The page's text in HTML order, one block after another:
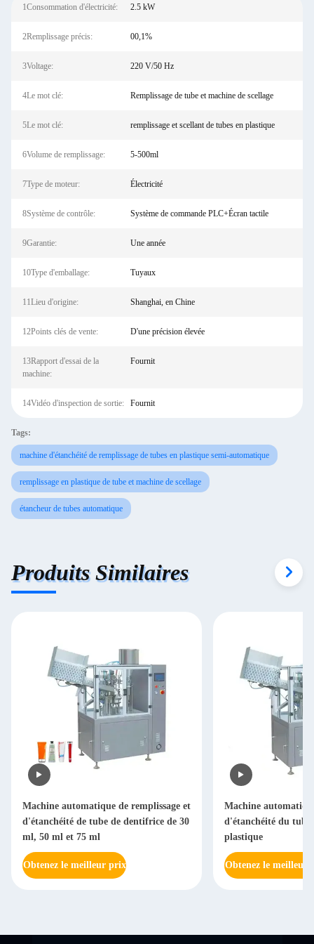
1Consommation d'électricité: 2.5 kW
2Remplissage précis: 00,1%
3Voltage: 220 V/50 Hz
4Le mot clé: Remplissage de tube et machine de scellage
5Le mot clé: remplissage et scellant de tubes en plastique
6Volume de remplissage: 5-500ml
7Type de moteur: Électricité
8Système de contrôle: Système de commande PLC+Écran tactile
9Garantie: Une année
10Type d'emballage: Tuyaux
11Lieu d'origine: Shanghai, en Chine
12Points clés de vente: D'une précision élevée
13Rapport d'essai de la
machine:
Fournit
14Vidéo d'inspection de sortie: Fournit
Tags:
machine d'étanchéité de remplissage de tubes en plastique semi-automatique
remplissage en plastique de tube et machine de scellage
étancheur de tubes automatique
Produits Similaires
Machine automatique de remplissage et
d'étanchéité de tube de dentifrice de 30
ml, 50 ml et 75 ml
Obtenez le meilleur prix
Machine
d'étanchéité du
plastique
Obtenez le meilleur